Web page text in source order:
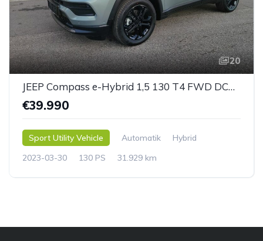
20
JEEP Compass e-Hybrid 1,5 130 T4 FWD DCT7 Upland
€39.990
Sport Utility Vehicle Automatik
Hybrid
2023-03-30
130 PS 31.929 km